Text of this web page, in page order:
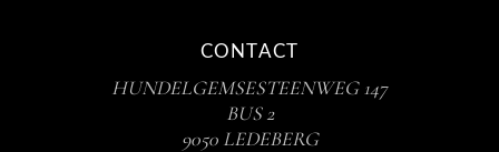
CONTACT
HUNDELGEMSESTEENWEG 147
BUS 2
9050 LEDEBERG